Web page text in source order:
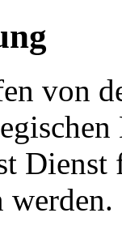
von
Dienst
werden.